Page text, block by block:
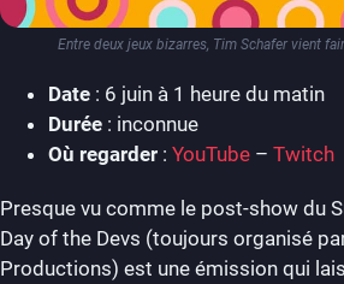
Entre deux jeux bizarres, Tim Schafer vient
Date : 6 juin à 1 heure du matin
Durée : inconnue
Où regarder : YouTube – Twitch
Presque vu comme le post-show du
Day of the Devs (toujours organisé
Productions) est une émission qui